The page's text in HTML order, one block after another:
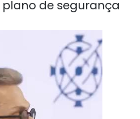
plano de segurança